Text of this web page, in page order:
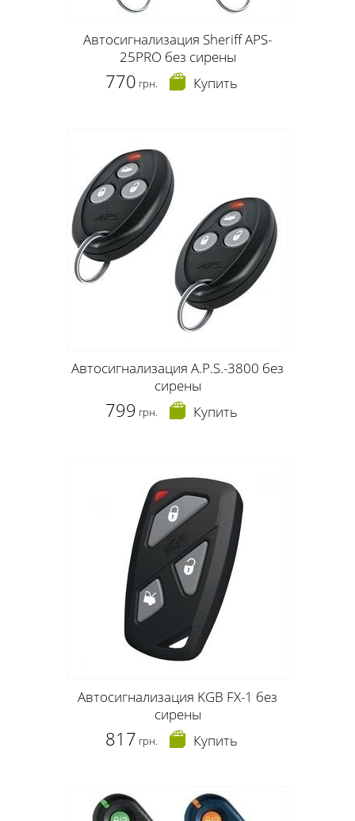
Автосигнализация Sheriff APS-
25PRO без сирены
770 грн. Купить
Автосигнализация A.P.S.-3800 без
сирены
799 грн. Купить
Автосигнализация KGB FX-1 без
сирены
817 грн. Купить